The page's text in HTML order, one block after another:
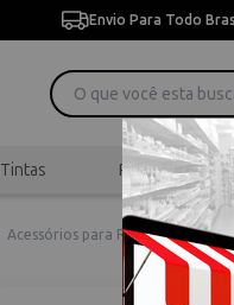
Envio Para Todo
Tintas Pincéis
Acessórios para Relógio